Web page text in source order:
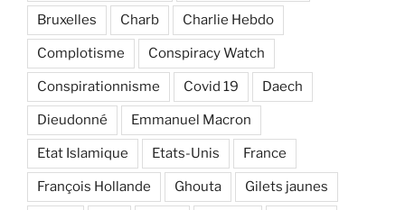
Bruxelles Charb Charlie Hebdo
Complotisme Conspiracy Watch
Conspirationnisme Covid 19 Daech
Dieudonné Emmanuel Macron
Etat Islamique Etats-Unis France
François Hollande Ghouta Gilets jaunes